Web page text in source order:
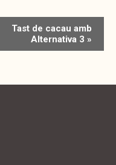
Tast de cacau amb
Alternativa 3 »